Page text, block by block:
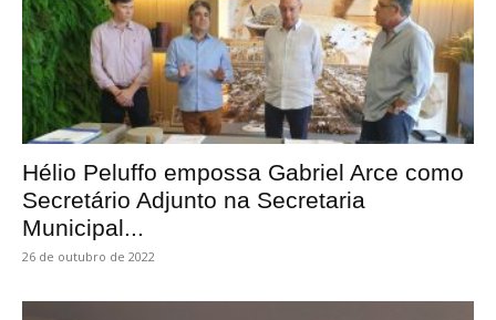
Hélio Peluffo empossa Gabriel Arce como
Secretário Adjunto na Secretaria
Municipal...
26 de outubro de 2022